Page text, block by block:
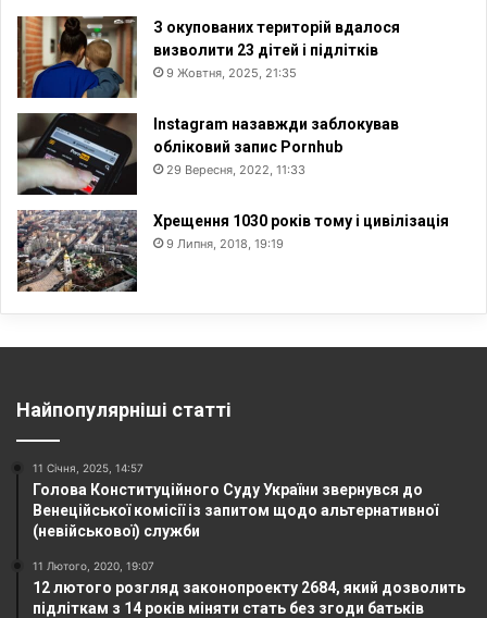
З окупованих територій вдалося
визволити 23 дітей і підлітків
9 Жовтня, 2025, 21:35
Instagram назавжди заблокував
обліковий запис Pornhub
29 Вересня, 2022, 11:33
Хрещення 1030 років тому і цивілізація
9 Липня, 2018, 19:19
Найпопулярніші статті
11 Січня, 2025, 14:57
Голова Конституційного Суду України звернувся до
Венеційської комісії із запитом щодо альтернативної
(невійськової) служби
11 Лютого, 2020, 19:07
12 лютого розгляд законопроекту 2684, який дозволить
підліткам з 14 років міняти стать без згоди батьків